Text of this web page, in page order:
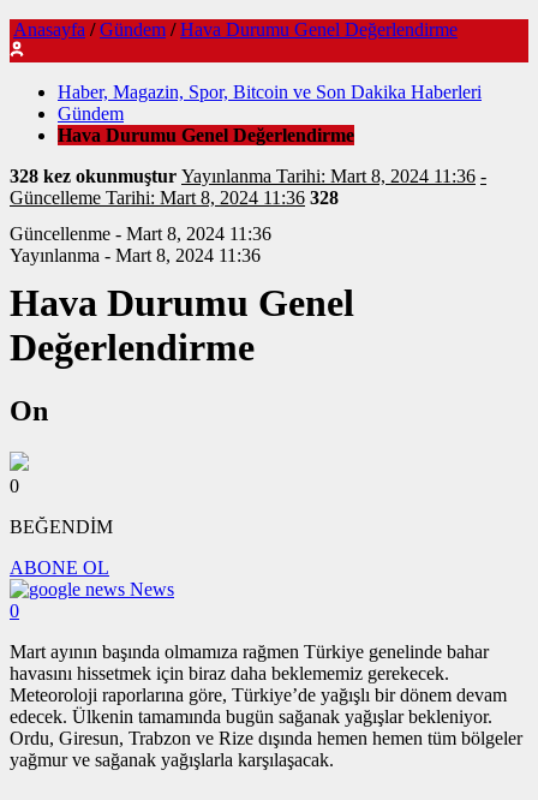
Anasayfa / Gündem / Hava Durumu Genel Değerlendirme
Haber, Magazin, Spor, Bitcoin ve Son Dakika Haberleri
Gündem
Hava Durumu Genel Değerlendirme
328 kez okunmuştur Yayınlanma Tarihi: Mart 8, 2024 11:36 -
Güncelleme Tarihi: Mart 8, 2024 11:36 328
Güncellenme - Mart 8, 2024 11:36
Yayınlanma - Mart 8, 2024 11:36
Hava Durumu Genel
Değerlendirme
On
0
BEĞENDİM
ABONE OL
News
0
Mart ayının başında olmamıza rağmen Türkiye genelinde bahar
havasını hissetmek için biraz daha beklememiz gerekecek.
Meteoroloji raporlarına göre, Türkiye’de yağışlı bir dönem devam
edecek. Ülkenin tamamında bugün sağanak yağışlar bekleniyor.
Ordu, Giresun, Trabzon ve Rize dışında hemen hemen tüm bölgeler
yağmur ve sağanak yağışlarla karşılaşacak.